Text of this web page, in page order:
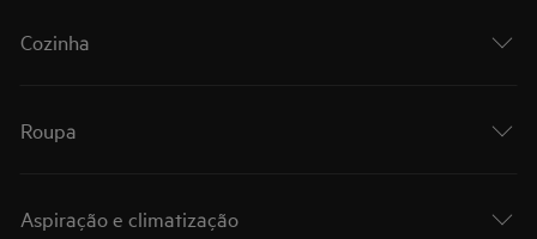
Cozinha
Roupa
Aspiração e climatização